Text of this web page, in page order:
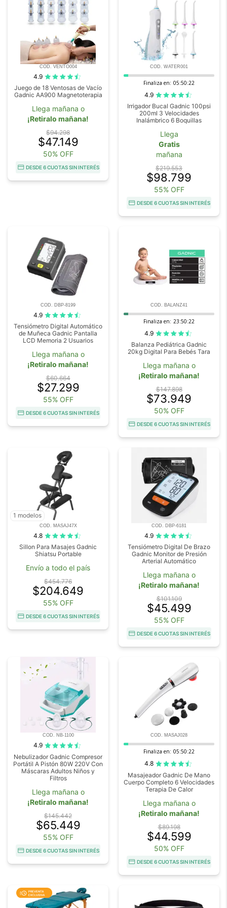
COD. VENTO004
4.9
Juego de 18 Ventosas de Vacío
Gadnic AA900 Magnetoterapia
Llega mañana o
¡Retiralo mañana!
$94.298
$47.149
50% OFF
DESDE 6 CUOTAS SIN INTERÉS
COD. WATER001
Finaliza en: 05:50:20
4.9
Irrigador Bucal Gadnic 100psi
200ml 3 Velocidades
Inalámbrico 6 Boquillas
Llega
Gratis
mañana
$219.553
$98.799
55% OFF
DESDE 6 CUOTAS SIN INTERÉS
COD. DBP-8199
4.9
Tensiómetro Digital Automático
de Muñeca Gadnic Pantalla
LCD Memoria 2 Usuarios
Llega mañana o
¡Retiralo mañana!
$60.664
$27.299
55% OFF
DESDE 6 CUOTAS SIN INTERÉS
COD. BALANZ41
Finaliza en: 23:50:20
4.9
Balanza Pediátrica Gadnic
20kg Digital Para Bebés Tara
Llega mañana o
¡Retiralo mañana!
$147.898
$73.949
50% OFF
DESDE 6 CUOTAS SIN INTERÉS
1 modelos
COD. MASAJ47X
4.8
Sillon Para Masajes Gadnic
Shiatsu Portable
Envío a todo el país
$454.776
$204.649
55% OFF
DESDE 6 CUOTAS SIN INTERÉS
COD. DBP-6181
4.9
Tensiómetro Digital De Brazo
Gadnic Monitor de Presión
Arterial Automático
Llega mañana o
¡Retiralo mañana!
$101.109
$45.499
55% OFF
DESDE 6 CUOTAS SIN INTERÉS
COD. NB-1100
4.9
Nebulizador Gadnic Compresor
Portátil A Pistón 80W 220V Con
Máscaras Adultos Niños y
Filtros
Llega mañana o
¡Retiralo mañana!
$145.442
$65.449
55% OFF
DESDE 6 CUOTAS SIN INTERÉS
COD. MASAJ028
Finaliza en: 05:50:20
4.8
Masajeador Gadnic De Mano
Cuerpo Completo 6 Velocidades
Terapia De Calor
Llega mañana o
¡Retiralo mañana!
$89.198
$44.599
50% OFF
DESDE 6 CUOTAS SIN INTERÉS